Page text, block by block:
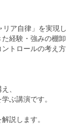
ア自律」を実現し
経験・強みの棚卸
トロールの考え方
、
ぶ講演です。
説します。